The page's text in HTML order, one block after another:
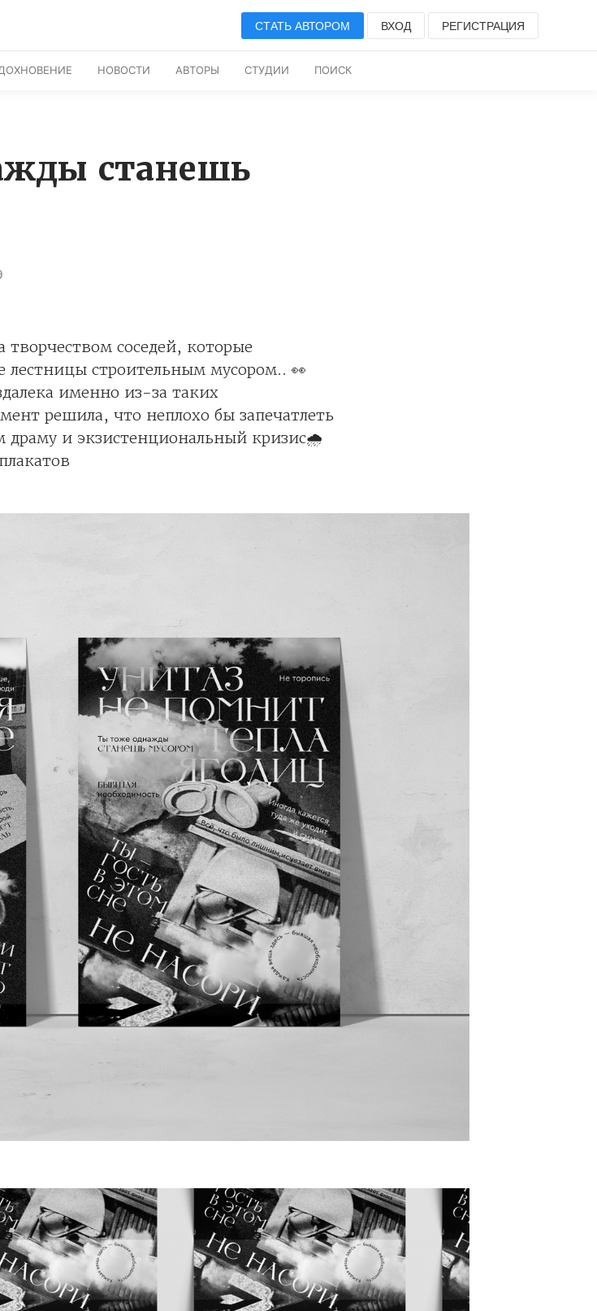
СТАТЬ АВТОРОМ ВХОД РЕГИСТРАЦИЯ
НОВОСТИ АВТОРЫ СТУДИИ ПОИСК
станешь
соседей, которые
лестницы строительным мусором.. 👀
именно из-за таких
решила, что неплохо бы запечатлеть
драму и экзистенциональный кризис🌧